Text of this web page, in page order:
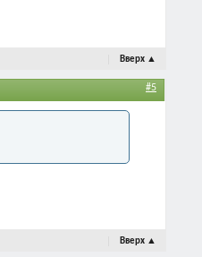
Вверх ▲
#5
Вверх ▲